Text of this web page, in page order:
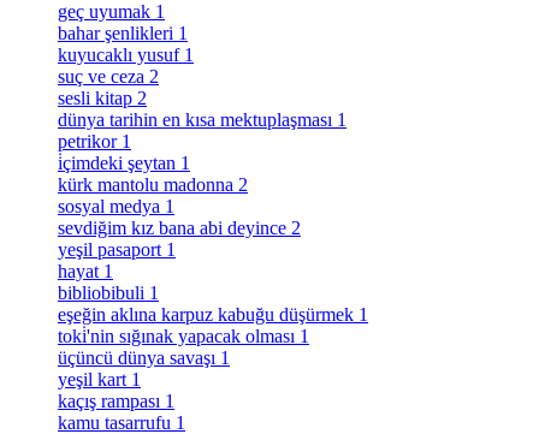
geç uyumak 1
bahar şenlikleri 1
kuyucaklı yusuf 1
suç ve ceza 2
sesli kitap 2
dünya tarihin en kısa mektuplaşması 1
petrikor 1
i̇çimdeki şeytan 1
kürk mantolu madonna 2
sosyal medya 1
sevdiğim kız bana abi deyince 2
yeşil pasaport 1
hayat 1
bibliobibuli 1
eşeğin aklına karpuz kabuğu düşürmek 1
toki̇'nin sığınak yapacak olması 1
üçüncü dünya savaşı 1
yeşil kart 1
kaçış rampası 1
kamu tasarrufu 1